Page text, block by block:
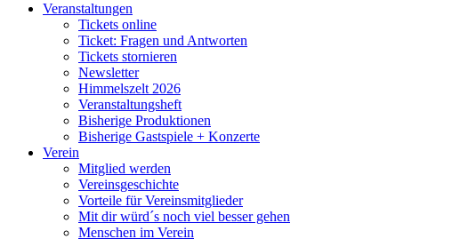
Veranstaltungen
Tickets online
Ticket: Fragen und Antworten
Tickets stornieren
Newsletter
Himmelszelt 2026
Veranstaltungsheft
Bisherige Produktionen
Bisherige Gastspiele + Konzerte
Verein
Mitglied werden
Vereinsgeschichte
Vorteile für Vereinsmitglieder
Mit dir würd´s noch viel besser gehen
Menschen im Verein